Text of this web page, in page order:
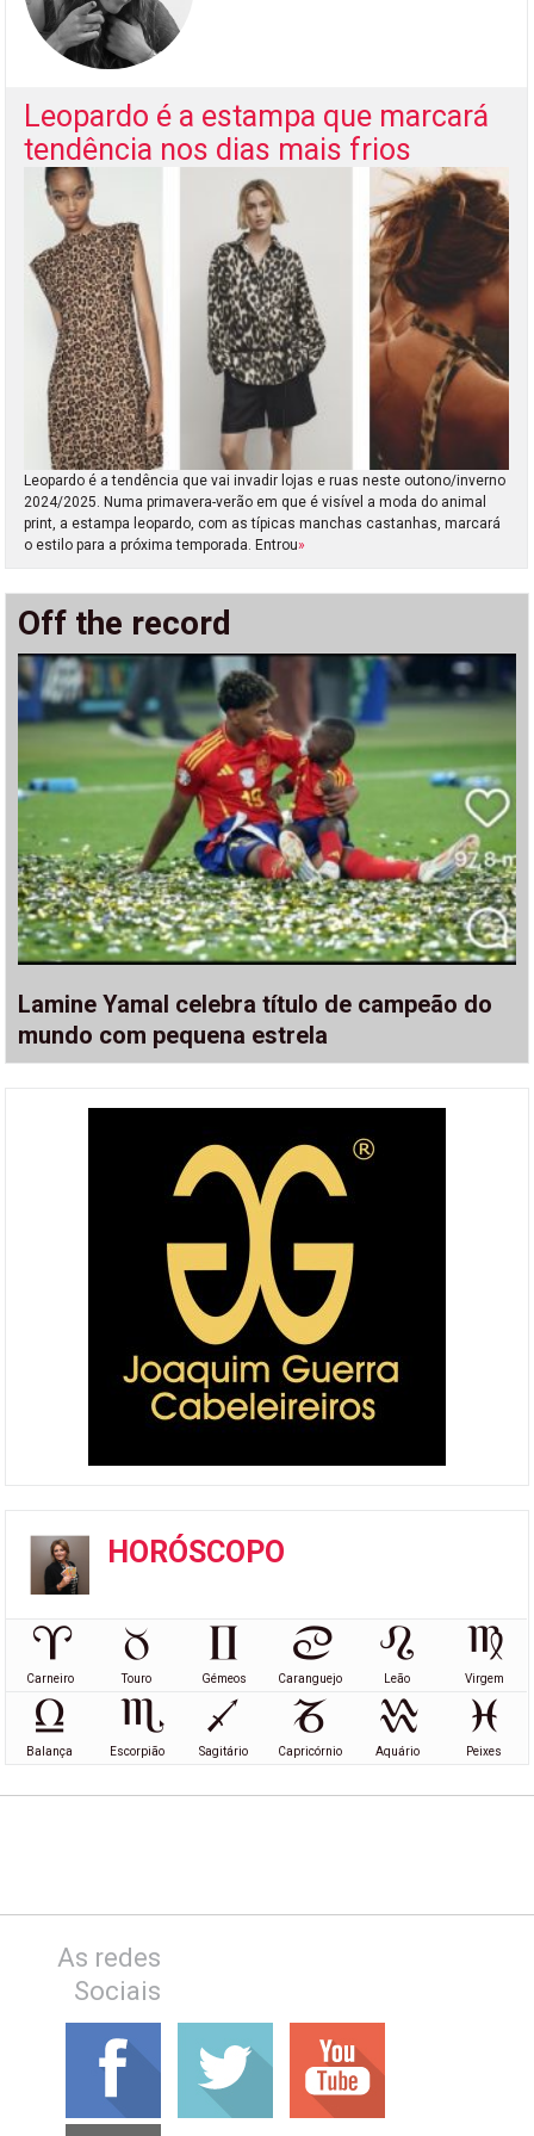
Leopardo é a estampa que marcará
tendência nos dias mais frios
Leopardo é a tendência que vai invadir lojas e ruas neste outono/inverno
2024/2025. Numa primavera-verão em que é visível a moda do animal
print, a estampa leopardo, com as típicas manchas castanhas, marcará
o estilo para a próxima temporada. Entrou»
Off the record
Lamine Yamal celebra título de campeão do
mundo com pequena estrela
HORÓSCOPO
Carneiro Touro Gémeos Caranguejo Leão Virgem
Balança Escorpião Sagitário Capricórnio Aquário Peixes
As redes
Sociais